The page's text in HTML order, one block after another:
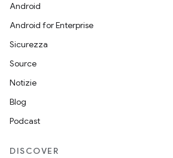
Android
Android for Enterprise
Sicurezza
Source
Notizie
Blog
Podcast
DISCOVER